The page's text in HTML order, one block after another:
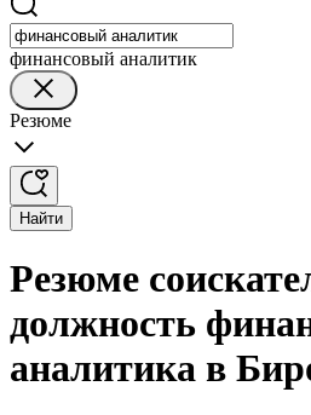
финансовый аналитик
Резюме
Найти
Резюме
должность
аналитика в